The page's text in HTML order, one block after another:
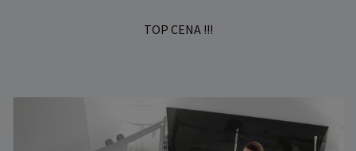
TOP CENA !!!